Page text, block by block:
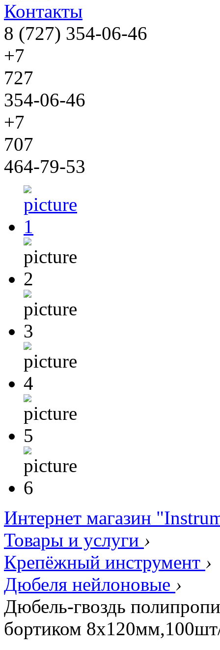
Контакты
8 (727) 354-06-46
+7
727
354-06-46
+7
707
464-79-53
Интернет магазин
Товары и услуги ›
Крепёжный инструмент ›
Дюбеля нейлоновые ›
Дюбель-гвоздь
бортиком